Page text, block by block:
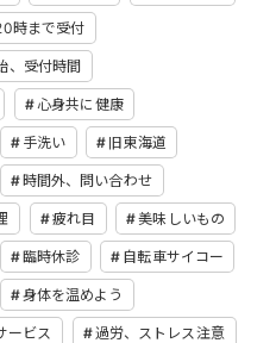
時まで受付
、受付時間
心身共に健康
手洗い 旧東海道
時間外、問い合わせ
疲れ目 美味しいもの
臨時休診 自転車サイコー
身体を温めよう
ービス 過労、ストレス注意